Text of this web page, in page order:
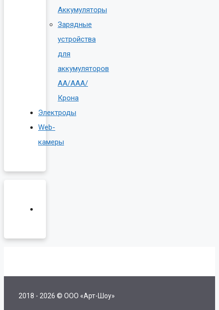
Аккумуляторы
Зарядные
устройства
для
аккумуляторов
AA/AAA/
Крона
Электроды
Web-
камеры
2018 - 2026 © ООО «Арт-Шоу»